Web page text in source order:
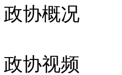
政协概况
政协视频